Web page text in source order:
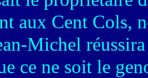
aux Cent Cols,
Michel
ce ne soit le